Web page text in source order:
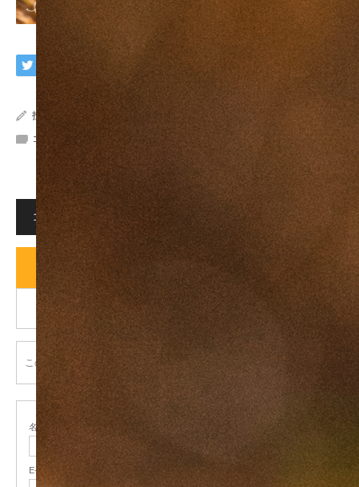
投稿者: imaphoto
コメント: 0
コメント
コメント (0)
トラックバックは利用できません。
この記事へのコメントはありません。
名前 ( 必須 )
E-MAIL ( 必須 ) - 公開されません -